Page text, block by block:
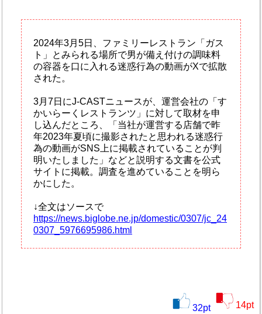
2024年3月5日、ファミリーレストラン「ガス
ト」とみられる場所で男が備え付けの調味料
の容器を口に入れる迷惑行為の動画がXで拡散
された。
3月7日にJ-CASTニュースが、運営会社の「す
かいらーくレストランツ」に対して取材を申
し込んだところ、「当社が運営する店舗で昨
年2023年夏頃に撮影されたと思われる迷惑行
為の動画がSNS上に掲載されていることが判
明いたしました」などと説明する文書を公式
サイトに掲載。調査を進めていることを明ら
かにした。
↓全文はソースで
https://news.biglobe.ne.jp/domestic/0307/jc_24
0307_5976695986.html
32pt 14pt